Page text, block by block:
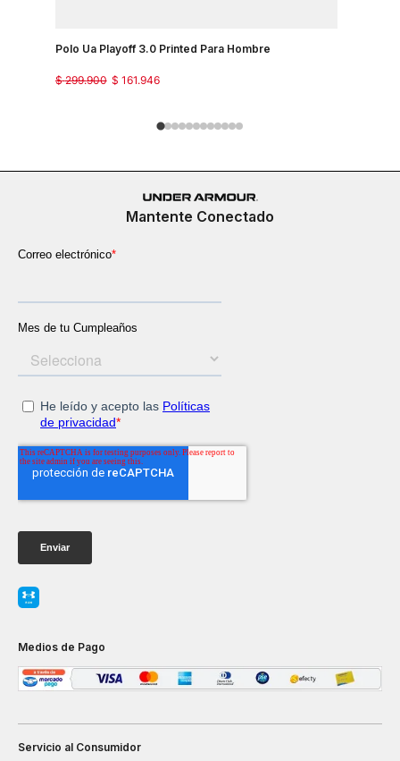
Polo Ua Playoff 3.0 Printed Para Hombre
$ 161.946
$ 299.900
Mantente Conectado
Medios de Pago
Servicio al Consumidor